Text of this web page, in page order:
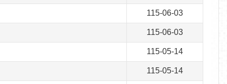
115-06-03
115-06-03
115-05-14
115-05-14